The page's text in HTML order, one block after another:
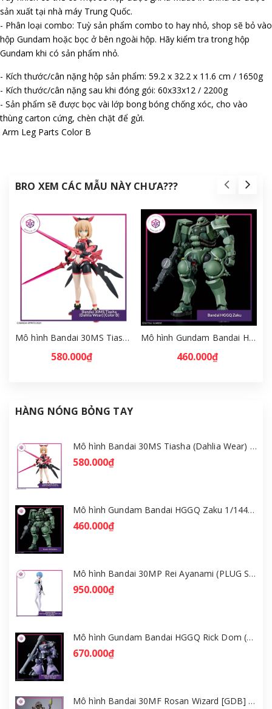
sản xuất tại nhà máy Trung Quốc.
- Phân loại combo: Tuỳ sản phẩm combo to hay nhỏ, shop sẽ bỏ vào
hộp Gundam hoặc bọc ở bên ngoài hộp. Hãy kiểm tra trong hộp
Gundam khi có sản phẩm nhỏ.
- Kích thước/cân nặng hộp sản phẩm: 59.2 x 32.2 x 11.6 cm / 1650g
- Kích thước/cân nặng sau khi đóng gói: 60x33x12 / 2200g
- Sản phẩm sẽ được bọc vài lớp bong bóng chống xóc, cho vào
thùng carton cứng, chèn chặt để gửi.
Arm Leg Parts Color B
BRO XEM CÁC MẪU NÀY CHƯA???
Mô hình Bandai 30MS Tiasha (Dahlia Wear) [Color B] [GDB] [30MS]
580.000₫
Mô hình Gundam Bandai HGGQ Zaku 1/144 – MSG GQuuuuuuX [GDB] [BHG]
460.000₫
HÀNG NÓNG BỎNG TAY
Mô hình Bandai 30MS Tiasha (Dahlia Wear) [Color B] [GDB] [30MS]
580.000₫
Mô hình Gundam Bandai HGGQ Zaku 1/144 – MSG GQuuuuuuX [GDB] [BHG]
460.000₫
Mô hình Bandai 30MP Rei Ayanami (PLUG SUIT Ver.) – Evangelion [GDB] [30MP]
950.000₫
Mô hình Gundam Bandai HGGQ Rick Dom (Gaia / Ortega) 1/144 [GDB] [BHG]
670.000₫
Mô hình Bandai 30MF Rosan Wizard [GDB] [30MF]